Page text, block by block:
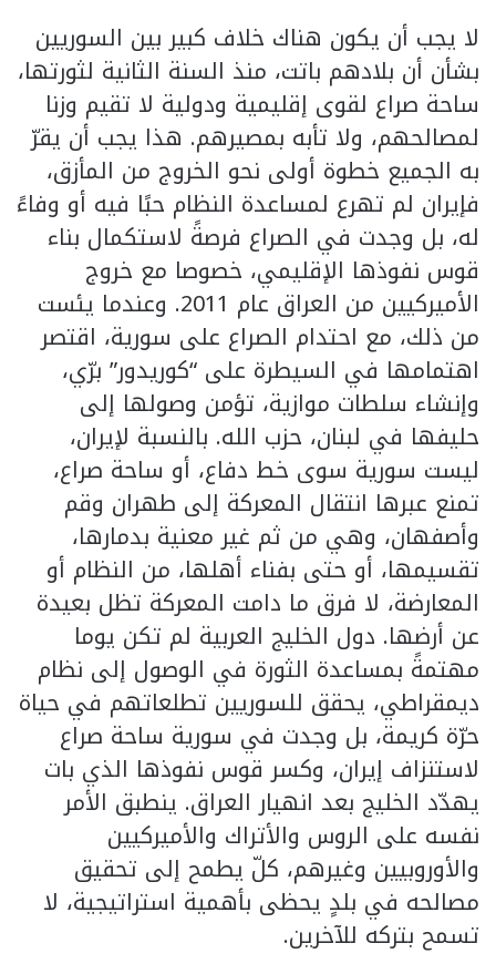
لا يجب أن يكون هناك خلاف كبير بين السوريين
بشأن أن بلادهم باتت، منذ السنة الثانية لثورتها،
ساحة صراع لقوى إقليمية ودولية لا تقيم وزنا
لمصالحهم، ولا تأبه بمصيرهم. هذا يجب أن يقرّ
به الجميع خطوة أولى نحو الخروج من المأزق،
فإيران لم تهرع لمساعدة النظام حبًا فيه أو وفاءً
له، بل وجدت في الصراع فرصةً لاستكمال بناء
قوس نفوذها الإقليمي، خصوصا مع خروج
الأميركيين من العراق عام 2011. وعندما يئست
من ذلك، مع احتدام الصراع على سورية، اقتصر
اهتمامها في السيطرة على “كوريدور” برّي،
وإنشاء سلطات موازية، تؤمن وصولها إلى
حليفها في لبنان، حزب الله. بالنسبة لإيران،
ليست سورية سوى خط دفاع، أو ساحة صراع،
تمنع عبرها انتقال المعركة إلى طهران وقم
وأصفهان، وهي من ثم غير معنية بدمارها،
تقسيمها، أو حتى بفناء أهلها، من النظام أو
المعارضة، لا فرق ما دامت المعركة تظل بعيدة
عن أرضها. دول الخليج العربية لم تكن يوما
مهتمةً بمساعدة الثورة في الوصول إلى نظام
ديمقراطي، يحقق للسوريين تطلعاتهم في حياة
حرّة كريمة، بل وجدت في سورية ساحة صراع
لاستنزاف إيران، وكسر قوس نفوذها الذي بات
يهدّد الخليج بعد انهيار العراق. ينطبق الأمر
نفسه على الروس والأتراك والأميركيين
والأوروبيين وغيرهم، كلّ يطمح إلى تحقيق
مصالحه في بلدٍ يحظى بأهمية استراتيجية، لا
تسمح بتركه للآخرين.